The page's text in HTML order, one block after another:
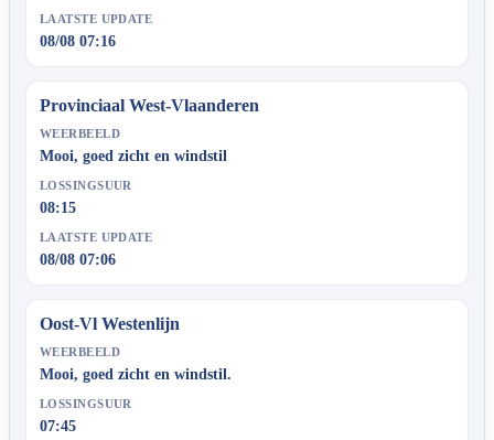
LAATSTE UPDATE
08/08 07:16
Provinciaal West-Vlaanderen
WEERBEELD
Mooi, goed zicht en windstil
LOSSINGSUUR
08:15
LAATSTE UPDATE
08/08 07:06
Oost-Vl Westenlijn
WEERBEELD
Mooi, goed zicht en windstil.
LOSSINGSUUR
07:45